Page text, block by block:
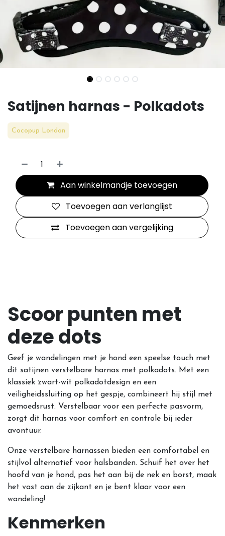
Satijnen harnas - Polkadots
Cocopup London
Aan winkelmandje toevoegen
Toevoegen aan vergelijking
Toevoegen aan verlanglijst
Scoor punten met
deze dots
Geef je wandelingen met je hond een speelse touch met
dit satijnen verstelbare harnas met polkadots. Met een
klassiek zwart-wit polkadotdesign en een
veiligheidssluiting op het gespje, combineert hij stijl met
gemoedsrust. Verstelbaar voor een perfecte pasvorm,
zorgt dit harnas voor comfort en controle bij ieder
avontuur.
Onze verstelbare harnassen bieden een comfortabel en
stijlvol alternatief voor halsbanden. Schuif het over het
hoofd van je hond, pas het aan bij de nek en borst, maak
het vast aan de zijkant en je bent klaar voor een
wandeling!
Kenmerken